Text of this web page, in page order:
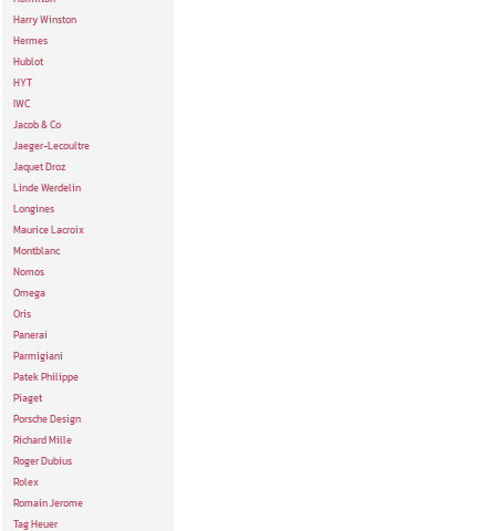
Harry Winston
Hermes
Hublot
HYT
IWC
Jacob & Co
Jaeger-Lecoultre
Jaquet Droz
Linde Werdelin
Longines
Maurice Lacroix
Montblanc
Nomos
Omega
Oris
Panerai
Parmigiani
Patek Philippe
Piaget
Porsche Design
Richard Mille
Roger Dubius
Rolex
Romain Jerome
Tag Heuer